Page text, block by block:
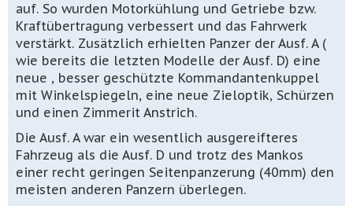
auf. So wurden Motorkühlung und Getriebe bzw.
Kraftübertragung verbessert und das Fahrwerk
verstärkt. Zusätzlich erhielten Panzer der Ausf. A (
wie bereits die letzten Modelle der Ausf. D) eine
neue , besser geschützte Kommandantenkuppel
mit Winkelspiegeln, eine neue Zieloptik, Schürzen
und einen Zimmerit Anstrich.
Die Ausf. A war ein wesentlich ausgereifteres
Fahrzeug als die Ausf. D und trotz des Mankos
einer recht geringen Seitenpanzerung (40mm) den
meisten anderen Panzern überlegen.